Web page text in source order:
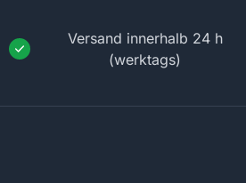
Versand innerhalb 24 h
(werktags)